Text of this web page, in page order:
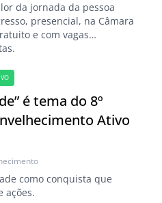
da jornada da pessoa
presencial, na Câmara
e com vagas
é tema do 8º
Ativo
como conquista que
ações.